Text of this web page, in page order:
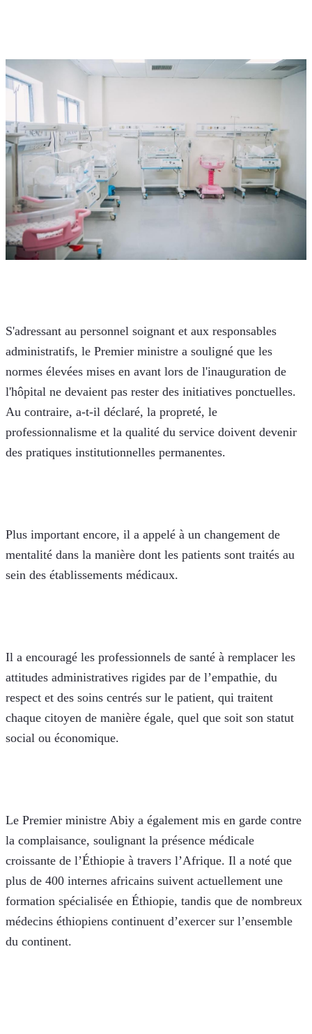
S'adressant au personnel soignant et aux responsables
administratifs, le Premier ministre a souligné que les
normes élevées mises en avant lors de l'inauguration de
l'hôpital ne devaient pas rester des initiatives ponctuelles.
Au contraire, a-t-il déclaré, la propreté, le
professionnalisme et la qualité du service doivent devenir
des pratiques institutionnelles permanentes.
Plus important encore, il a appelé à un changement de
mentalité dans la manière dont les patients sont traités au
sein des établissements médicaux.
Il a encouragé les professionnels de santé à remplacer les
attitudes administratives rigides par de l’empathie, du
respect et des soins centrés sur le patient, qui traitent
chaque citoyen de manière égale, quel que soit son statut
social ou économique.
Le Premier ministre Abiy a également mis en garde contre
la complaisance, soulignant la présence médicale
croissante de l’Éthiopie à travers l’Afrique. Il a noté que
plus de 400 internes africains suivent actuellement une
formation spécialisée en Éthiopie, tandis que de nombreux
médecins éthiopiens continuent d’exercer sur l’ensemble
du continent.